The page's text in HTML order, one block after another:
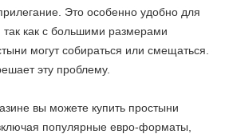
Это особенно удобно для
так как с большими размерами
могут собираться или смещаться.
эту проблему.
вы можете купить простыни
популярные евро-форматы,